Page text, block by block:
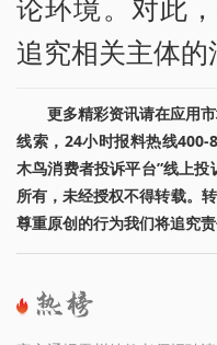
追究相关主体的
更多精彩资讯请在应用
线索，24小时报料热线400-
木鸟消费者投诉平台”线上
所有，未经授权不得转载。
尊重原创的行为我们将追究责